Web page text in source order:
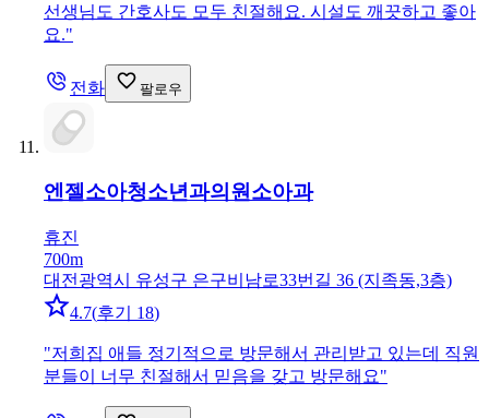
선생님도 간호사도 모두 친절해요. 시설도 깨끗하고 좋아
요."
전화 팔로우
엔젤소아청소년과의원 소아과
휴진
700m
대전광역시 유성구 은구비남로33번길 36 (지족동,3층)
4.7(후기 18)
"저희집 애들 정기적으로 방문해서 관리받고 있는데 직원
분들이 너무 친절해서 믿음을 갖고 방문해요"